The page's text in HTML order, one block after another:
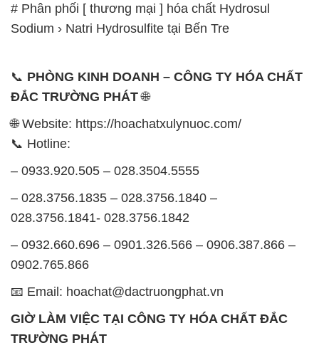
# Phân phối [ thương mại ] hóa chất Hydrosul
Sodium › Natri Hydrosulfite tại Bến Tre
📞 PHÒNG KINH DOANH – CÔNG TY HÓA CHẤT
ĐẮC TRƯỜNG PHÁT🌐
🌐 Website: https://hoachatxulynuoc.com/
📞 Hotline:
– 0933.920.505 – 028.3504.5555
– 028.3756.1835 – 028.3756.1840 –
028.3756.1841- 028.3756.1842
– 0932.660.696 – 0901.326.566 – 0906.387.866 –
0902.765.866
📧 Email: hoachat@dactruongphat.vn
GIỜ LÀM VIỆC TẠI CÔNG TY HÓA CHẤT ĐẮC
TRƯỜNG PHÁT